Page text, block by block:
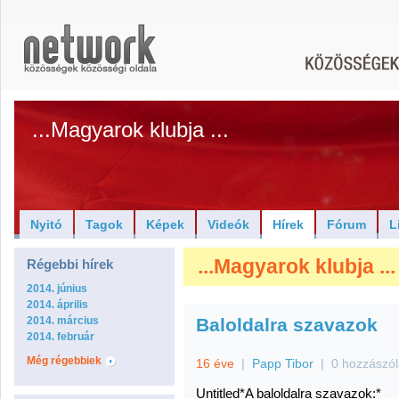
...Magyarok klubja ...
Nyitó Tagok Képek Videók Hírek Fórum
Régebbi hírek
2014. június
2014. április
2014. március
2014. február
Még régebbiek
...Magyarok klubja
Baloldalra szavazok
16 éve | Papp Tibor | 0
Untitled*A baloldalra szavazok:*